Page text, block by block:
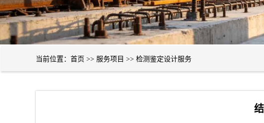
当前位置： 首页 >> 服务项目 >> 检测鉴定设计服务